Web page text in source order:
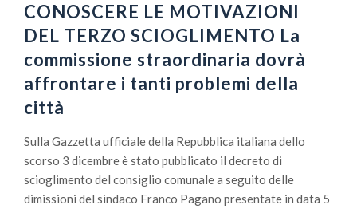
CONOSCERE LE MOTIVAZIONI
DEL TERZO SCIOGLIMENTO La
commissione straordinaria dovrà
affrontare i tanti problemi della
città
Sulla Gazzetta ufficiale della Repubblica italiana dello
scorso 3 dicembre è stato pubblicato il decreto di
scioglimento del consiglio comunale a seguito delle
dimissioni del sindaco Franco Pagano presentate in data 5